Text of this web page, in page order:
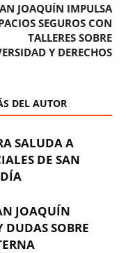
JOAQUÍN IMPULSA
SEGUROS CON
TALLERES SOBRE
Y DERECHOS
DEL AUTOR
SALUDA A
DE SAN
JOAQUÍN
SOBRE